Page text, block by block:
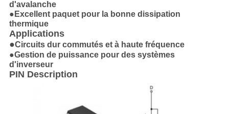
d'avalanche
●Excellent paquet pour la bonne dissipation
thermique
Applications
●Circuits dur commutés et à haute fréquence
●Gestion de puissance pour des systèmes
d'inverseur
PIN Description